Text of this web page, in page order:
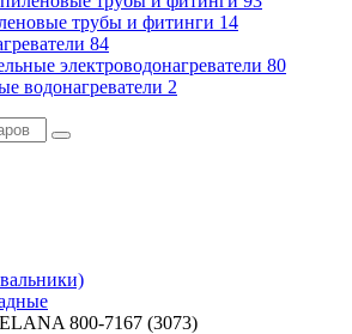
трубы и фитинги 14
84
электроводонагреватели 80
водонагреватели 2
800-7167 (3073)